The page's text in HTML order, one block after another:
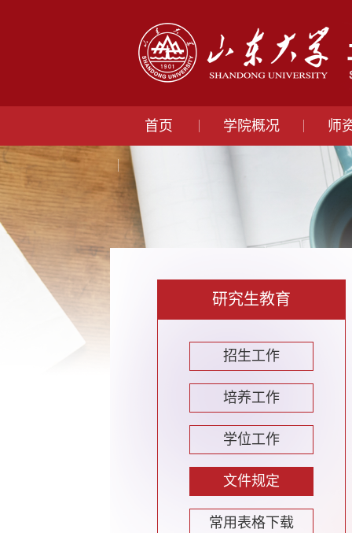
首页 学院概况 师
研究生教育
招生工作
培养工作
学位工作
文件规定
常用表格下载